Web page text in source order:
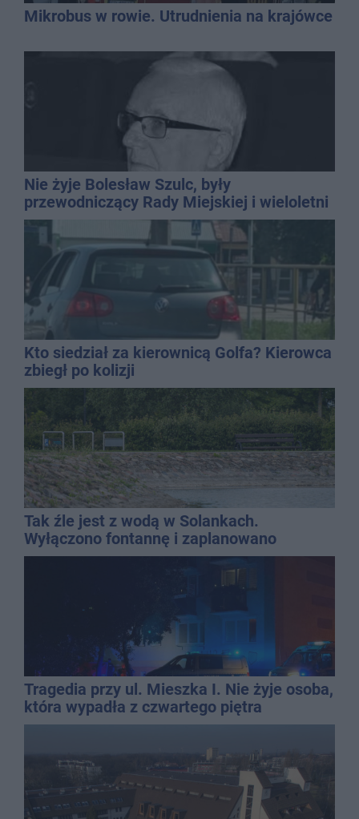
Mikrobus w rowie. Utrudnienia na krajówce
Nie żyje Bolesław Szulc, były
przewodniczący Rady Miejskiej i wieloletni
dyrektor SP 14
Kto siedział za kierownicą Golfa? Kierowca
zbiegł po kolizji
Tak źle jest z wodą w Solankach.
Wyłączono fontannę i zaplanowano
dolewkę
Tragedia przy ul. Mieszka I. Nie żyje osoba,
która wypadła z czwartego piętra